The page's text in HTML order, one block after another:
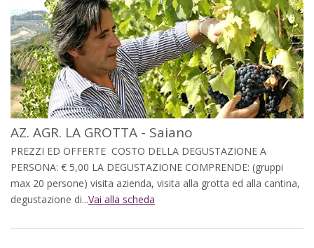
AZ. AGR. LA GROTTA - Saiano
PREZZI ED OFFERTE COSTO DELLA DEGUSTAZIONE A
PERSONA: € 5,00 LA DEGUSTAZIONE COMPRENDE: (gruppi
max 20 persone) visita azienda, visita alla grotta ed alla cantina,
degustazione di...Vai alla scheda